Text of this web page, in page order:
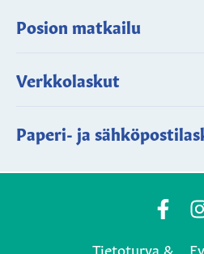
Posion matkailu
Verkkolaskut
Paperi- ja
Posio
Tietoturva &